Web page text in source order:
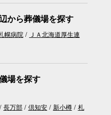
から葬儀場を探す
幌病院
ＪＡ北海道厚生連
場を探す
長万部 倶知安 新小樽
札